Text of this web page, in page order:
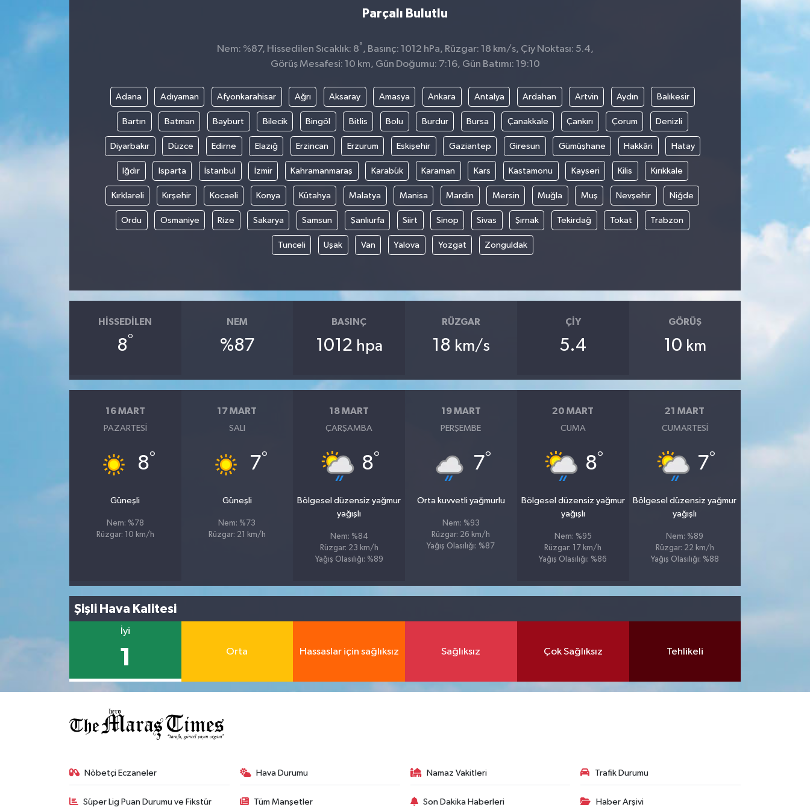
Parçalı Bulutlu
Nem: %87, Hissedilen Sıcaklık: 8° , Basınç: 1012 hPa, Rüzgar: 18 km/s, Çiy Noktası: 5.4,
Görüş Mesafesi: 10 km, Gün Doğumu: 7:16, Gün Batımı: 19:10
Adana Adıyaman Afyonkarahisar Ağrı Aksaray Amasya Ankara Antalya Ardahan Artvin Aydın Balıkesir
Bartın Batman Bayburt Bilecik Bingöl Bitlis Bolu Burdur Bursa Çanakkale Çankırı Çorum Denizli
Diyarbakır Düzce Edirne Elazığ Erzincan Erzurum Eskişehir Gaziantep Giresun Gümüşhane Hakkâri Hatay
Iğdır Isparta İstanbul İzmir Kahramanmaraş Karabük Karaman Kars Kastamonu Kayseri Kilis Kırıkkale
Kırklareli Kırşehir Kocaeli Konya Kütahya Malatya Manisa Mardin Mersin Muğla Muş Nevşehir Niğde
Ordu Osmaniye Rize Sakarya Samsun Şanlıurfa Siirt Sinop Sivas Şırnak Tekirdağ Tokat Trabzon
Tunceli Uşak Van Yalova Yozgat Zonguldak
HISSEDILEN
8°
NEM
%87
BASINÇ
1012 hpa
RÜZGAR
18 km/s
ÇIY
5.4
GÖRÜŞ
10 km
16 MART
PAZARTESI
8°
Güneşli
Nem: %78
Rüzgar: 10 km/h
17 MART
SALI
7°
Güneşli
Nem: %73
Rüzgar: 21 km/h
18 MART
ÇARŞAMBA
8°
Bölgesel düzensiz yağmur
yağışlı
Nem: %84
Rüzgar: 23 km/h
Yağış Olasılığı: %89
19 MART
PERŞEMBE
7°
Orta kuvvetli yağmurlu
Nem: %93
Rüzgar: 26 km/h
Yağış Olasılığı: %87
20 MART
CUMA
8°
Bölgesel düzensiz yağmur
yağışlı
Nem: %95
Rüzgar: 17 km/h
Yağış Olasılığı: %86
21 MART
CUMARTESI
7°
Bölgesel düzensiz yağmur
yağışlı
Nem: %89
Rüzgar: 22 km/h
Yağış Olasılığı: %88
Şişli Hava Kalitesi
İyi
1 Orta Hassaslar için sağlıksız Sağlıksız Çok Sağlıksız Tehlikeli
Nöbetçi Eczaneler Hava Durumu Namaz Vakitleri Trafik Durumu
Süper Lig Puan Durumu ve Fikstür Tüm Manşetler Son Dakika Haberleri Haber Arşivi
SİYASET